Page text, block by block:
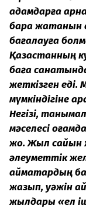
адамдарға
бара
бағалауға
Қазақстанның
баға
жеткізген еді.
мүмкіндігіне
Негізі,
мәселесі
жоқ. Жыл
әлеуметтік
аймақтардың
жазып, уәжін
жылдары «ел